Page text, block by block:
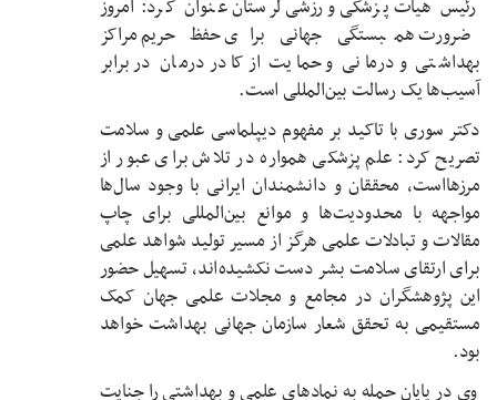
رئیس هیات پزشکی ورزشی لرستان عنوان کرد: امروز
ضرورت همبستگی جهانی برای حفظ حریم مراکز
بهداشتی و درمانی و حمایت از کادر درمان در برابر
آسیب‌ها یک رسالت بین‌المللی است.
دکتر سوری با تاکید بر مفهوم دیپلماسی علمی و سلامت
تصریح کرد: علم پزشکی همواره در تلاش برای عبور از
مرزهااست، محققان و دانشمندان ایرانی با وجود سال‌ها
مواجهه با محدودیت‌ها و موانع بین‌المللی برای چاپ
مقالات و تبادلات علمی هرگز از مسیر تولید شواهد علمی
برای ارتقای سلامت بشر دست نکشیده‌اند، تسهیل حضور
این پژوهشگران در مجامع و مجلات علمی جهان کمک
مستقیمی به تحقق شعار سازمان جهانی بهداشت خواهد
بود.
وی در پایان حمله به نمادهای علمی و بهداشتی را جنایت